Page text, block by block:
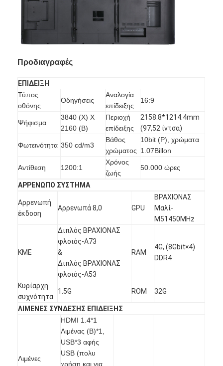
Αρχική Σελίδα
Προϊόντα
Εμφάνιση VR
Σχετικά με εμάς
Ποιοτικός έλεγχος
Όλες οι περιπτώσεις
Blog
Μιλήστε τώρα.
Προδιαγραφές
ΕΠΙΔΕΙΞΗ
Τύπος
οθόνης
Οδηγήσεις
Αναλογία
επίδειξης
16:9
Ψήφισμα
3840 (Χ) Χ
2160 (Β)
Περιοχή
επίδειξης
2158.8*1214.4mm
(97,52 ίντσα)
Φωτεινότητα 350 cd/m3
Βάθος
χρώματος
10bit (Ρ), χρώματα
1.07Billon
Αντίθεση 1200:1
Χρόνος
ζωής
50.000 ώρες
ΑΡΡΕΝΩΠΟ ΣΥΣΤΗΜΑ
Αρρενωπή
έκδοση
Αρρενωπά 8,0 GPU
ΒΡΑΧΙΟΝΑΣ
Μαλί-
M51450MHz
ΚΜΕ
Διπλός ΒΡΑΧΙΟΝΑΣ
φλοιός-A73
&
Διπλός ΒΡΑΧΙΟΝΑΣ
φλοιός-A53
RAM
4G, (8Gbit×4)
DDR4
Κυρίαρχη
συχνότητα
1.5G ROM 32G
ΛΙΜΕΝΕΣ ΣΥΝΔΕΣΗΣ ΕΠΙΔΕΙΞΗΣ
Λιμένες
HDMI 1.4*1
Λιμένας (B)*1,
USB*3 αφής
USB (πολυ
χρήση και για